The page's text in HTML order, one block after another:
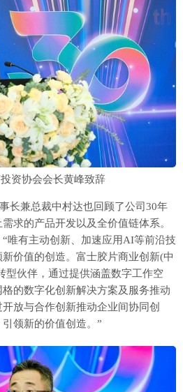
投资协会会长黄峰致辞
长兼总裁中村达也回顾了公司30年
求的产品开发以及全价值链体系。
唯有主动创新、加速应用AI等前沿技
价值的创造。富士胶片商业创新(中
型伙伴，通过提供涵盖数字工作空
的数字化创新解决方案及服务推动
放与合作创新推动企业间协同创
领新的价值创造。”